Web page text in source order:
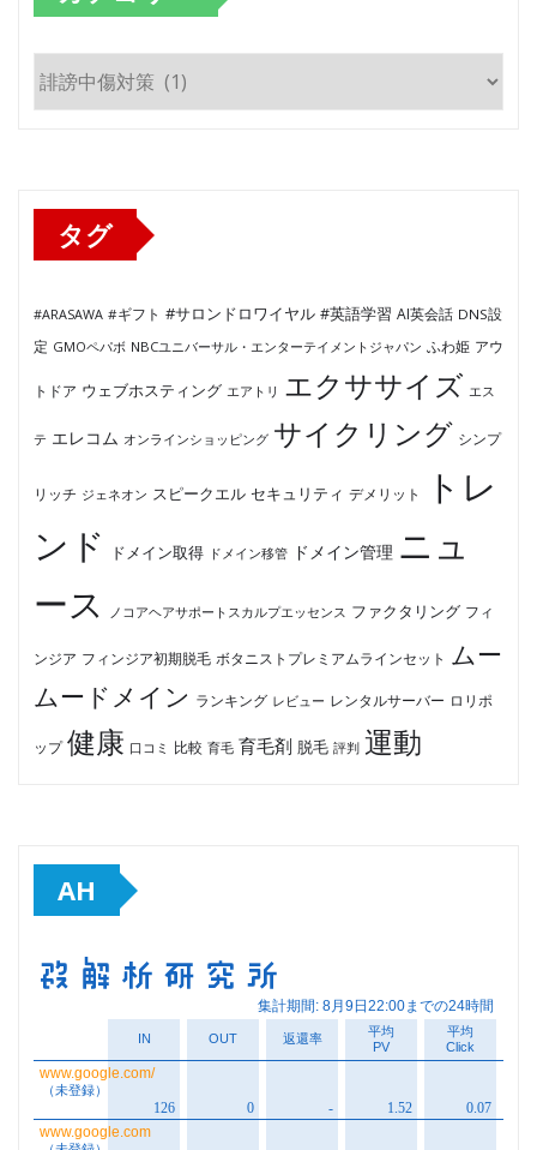
カ
テ
タグ
#ARASAWA #ギフト #サロンドロワイヤル #英語学習 AI英会話 DNS設
定 GMOペパボ NBCユニバーサル・エンターテイメントジャパン ふわ姫 アウ
トドア ウェブホスティング エアトリ エクササイズ エス
テ エレコム オンラインショッピング サイクリング シンプ
リッチ ジェネオン スピークエル セキュリティ デメリット
トレ
ンド
ドメイン取得 ドメイン移管 ドメイン管理 ニュ
ース
ノコアヘアサポートスカルプエッセンス ファクタリング フィ
ンジア フィンジア初期脱毛 ボタニストプレミアムラインセット ムー
ムードメイン ランキング レビュー レンタルサーバー ロリポ
ップ 健康 口コミ 比較 育毛 育毛剤 脱毛 評判 運動
AH